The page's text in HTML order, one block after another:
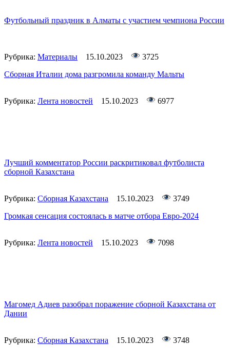
Футбольный праздник в Алматы с участием чемпиона России
Рубрика: Материалы 15.10.2023
3725
Сборная Италии дома разгромила команду Мальты
Рубрика: Лента новостей 15.10.2023 6977
Лучший комментатор России раскритиковал футболиста
сборной Казахстана
Рубрика: Сборная Казахстана 15.10.2023
3749
Громкая сенсация состоялась в матче отбора Евро-2024
Рубрика: Лента новостей 15.10.2023 7098
Магомед Адиев разобрал поражение сборной Казахстана от
Дании
Рубрика: Сборная Казахстана 15.10.2023 3748